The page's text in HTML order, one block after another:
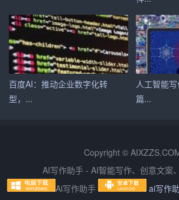
（3）提高科研成果转化率，为临床用药
三、总结
医院药剂科2024年工作计划以患者为中
需求，加强药品管理、提高药物服务水
个体化、增加科研力度等方面展开。通
划，我们期望为医院的发展及患者健康
百度AI：推动企业数字化转
型，...
人工智能
篇...
Copyright ©
AI写作助手 - AI智能写作、创意文案
Ai写作助手
ai写作